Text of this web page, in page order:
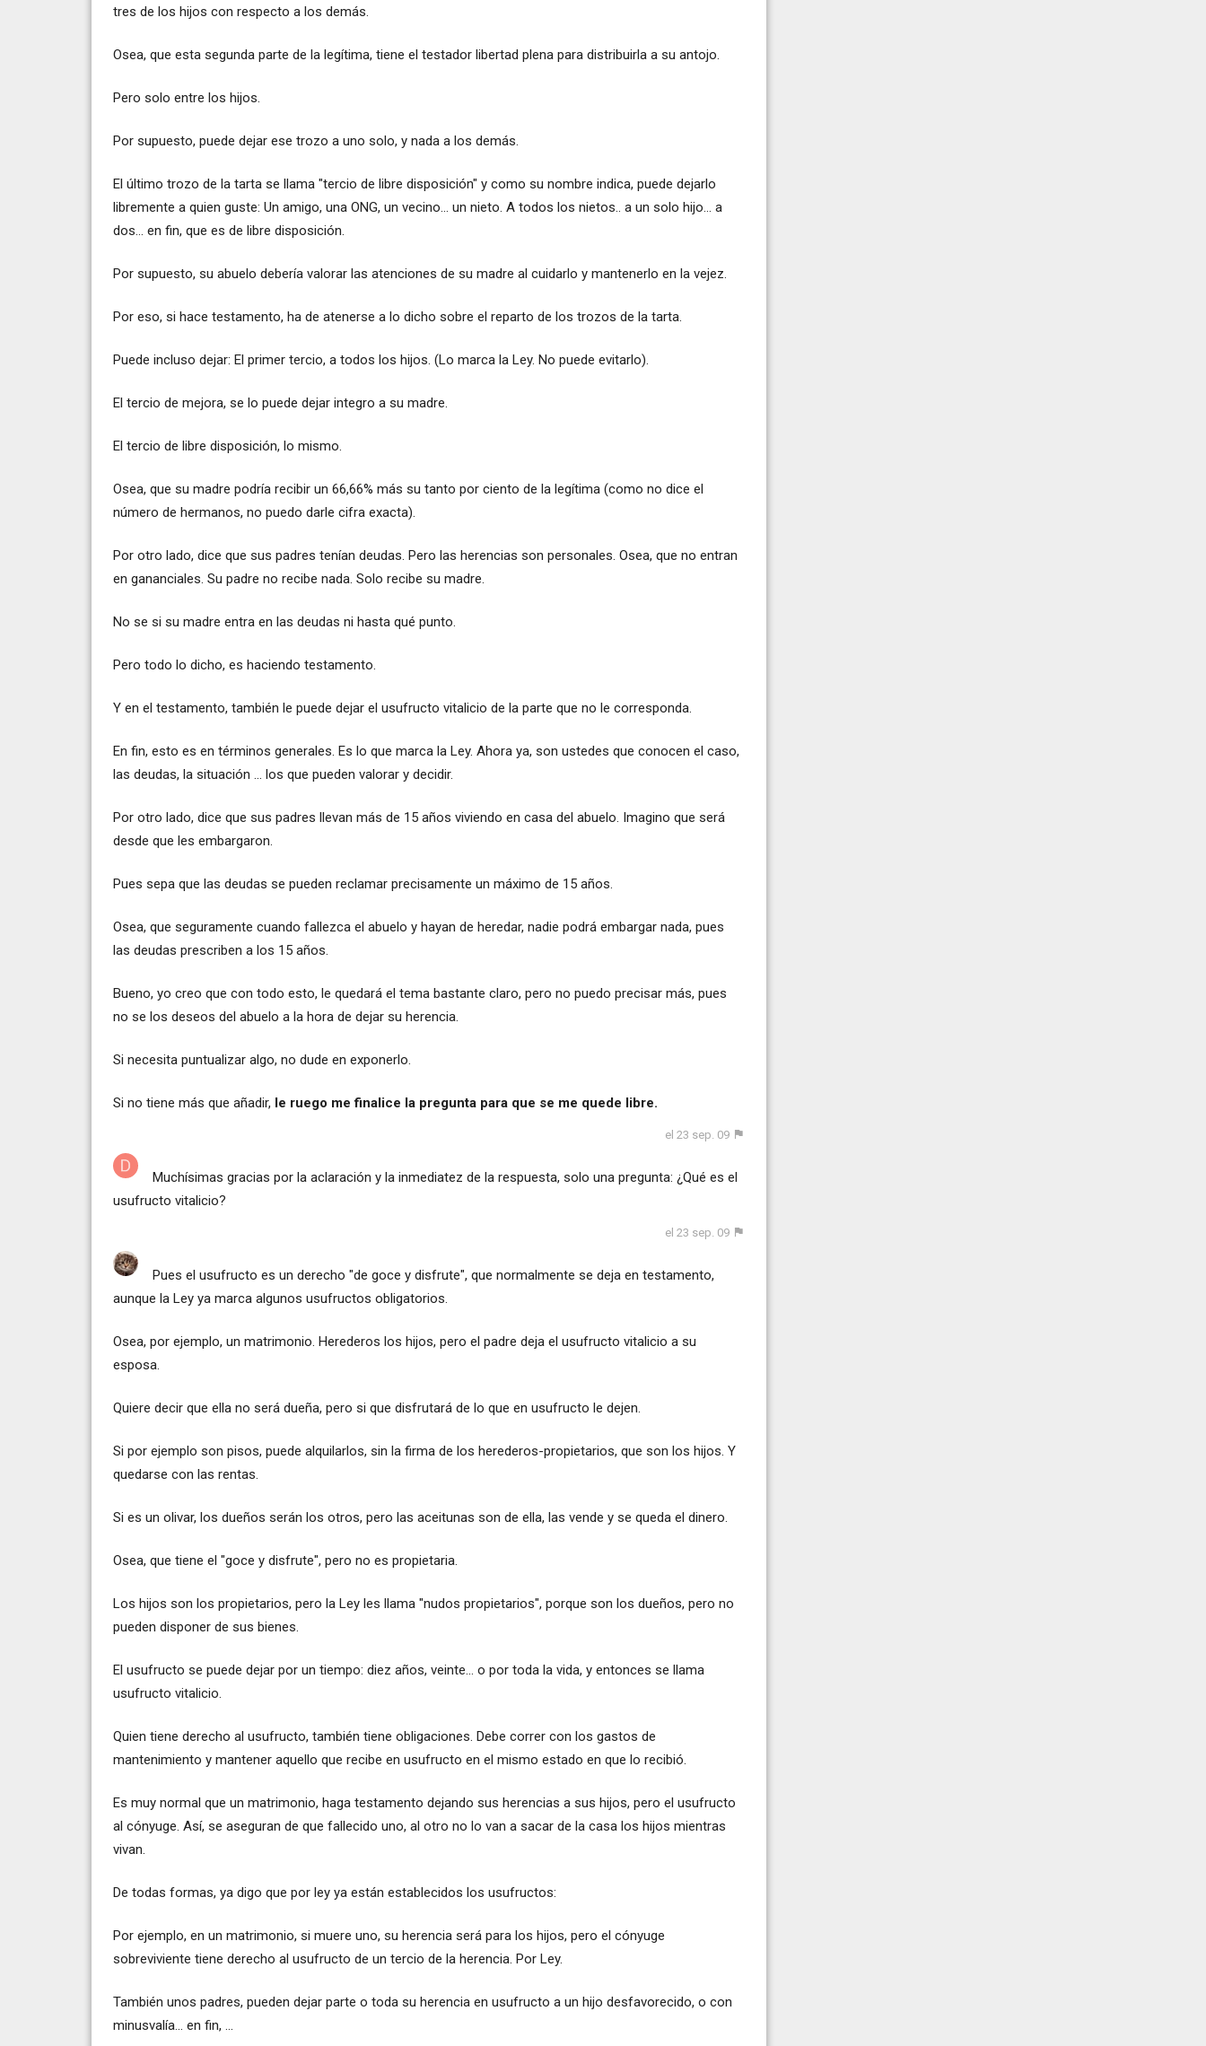
tres de los hijos con respecto a los demás.
Osea, que esta segunda parte de la legítima, tiene el testador libertad plena para distribuirla a su antojo.
Pero solo entre los hijos.
Por supuesto, puede dejar ese trozo a uno solo, y nada a los demás.
El último trozo de la tarta se llama "tercio de libre disposición" y como su nombre indica, puede dejarlo
libremente a quien guste: Un amigo, una ONG, un vecino... un nieto. A todos los nietos.. a un solo hijo... a
dos... en fin, que es de libre disposición.
Por supuesto, su abuelo debería valorar las atenciones de su madre al cuidarlo y mantenerlo en la vejez.
Por eso, si hace testamento, ha de atenerse a lo dicho sobre el reparto de los trozos de la tarta.
Puede incluso dejar: El primer tercio, a todos los hijos. (Lo marca la Ley. No puede evitarlo).
El tercio de mejora, se lo puede dejar integro a su madre.
El tercio de libre disposición, lo mismo.
Osea, que su madre podría recibir un 66,66% más su tanto por ciento de la legítima (como no dice el
número de hermanos, no puedo darle cifra exacta).
Por otro lado, dice que sus padres tenían deudas. Pero las herencias son personales. Osea, que no entran
en gananciales. Su padre no recibe nada. Solo recibe su madre.
No se si su madre entra en las deudas ni hasta qué punto.
Pero todo lo dicho, es haciendo testamento.
Y en el testamento, también le puede dejar el usufructo vitalicio de la parte que no le corresponda.
En fin, esto es en términos generales. Es lo que marca la Ley. Ahora ya, son ustedes que conocen el caso,
las deudas, la situación ... los que pueden valorar y decidir.
Por otro lado, dice que sus padres llevan más de 15 años viviendo en casa del abuelo. Imagino que será
desde que les embargaron.
Pues sepa que las deudas se pueden reclamar precisamente un máximo de 15 años.
Osea, que seguramente cuando fallezca el abuelo y hayan de heredar, nadie podrá embargar nada, pues
las deudas prescriben a los 15 años.
Bueno, yo creo que con todo esto, le quedará el tema bastante claro, pero no puedo precisar más, pues
no se los deseos del abuelo a la hora de dejar su herencia.
Si necesita puntualizar algo, no dude en exponerlo.
Si no tiene más que añadir, le ruego me finalice la pregunta para que se me quede libre.
el 23 sep. 09
Muchísimas gracias por la aclaración y la inmediatez de la respuesta, solo una pregunta: ¿Qué es el
usufructo vitalicio?
el 23 sep. 09
Pues el usufructo es un derecho "de goce y disfrute", que normalmente se deja en testamento,
aunque la Ley ya marca algunos usufructos obligatorios.
Osea, por ejemplo, un matrimonio. Herederos los hijos, pero el padre deja el usufructo vitalicio a su
esposa.
Quiere decir que ella no será dueña, pero si que disfrutará de lo que en usufructo le dejen.
Si por ejemplo son pisos, puede alquilarlos, sin la firma de los herederos-propietarios, que son los hijos. Y
quedarse con las rentas.
Si es un olivar, los dueños serán los otros, pero las aceitunas son de ella, las vende y se queda el dinero.
Osea, que tiene el "goce y disfrute", pero no es propietaria.
Los hijos son los propietarios, pero la Ley les llama "nudos propietarios", porque son los dueños, pero no
pueden disponer de sus bienes.
El usufructo se puede dejar por un tiempo: diez años, veinte... o por toda la vida, y entonces se llama
usufructo vitalicio.
Quien tiene derecho al usufructo, también tiene obligaciones. Debe correr con los gastos de
mantenimiento y mantener aquello que recibe en usufructo en el mismo estado en que lo recibió.
Es muy normal que un matrimonio, haga testamento dejando sus herencias a sus hijos, pero el usufructo
al cónyuge. Así, se aseguran de que fallecido uno, al otro no lo van a sacar de la casa los hijos mientras
vivan.
De todas formas, ya digo que por ley ya están establecidos los usufructos:
Por ejemplo, en un matrimonio, si muere uno, su herencia será para los hijos, pero el cónyuge
sobreviviente tiene derecho al usufructo de un tercio de la herencia. Por Ley.
También unos padres, pueden dejar parte o toda su herencia en usufructo a un hijo desfavorecido, o con
minusvalía... en fin, ...